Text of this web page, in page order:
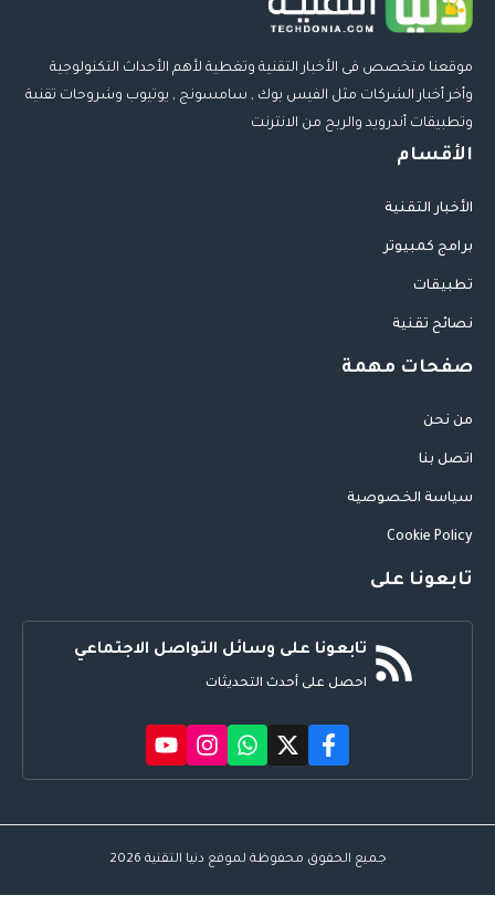
موقعنا متخصص فى الأخبار التقنية وتغطية لأهم الأحداث التكنولوجية
وأخر أخبار الشركات مثل الفيس بوك , سامسونج , يوتيوب وشروحات تقنية
وتطبيقات أندرويد والربح من الانترنت
الأقسام
الأخبار التقنية
برامج كمبيوتر
تطبيقات
نصائح تقنية
صفحات مهمة
من نحن
اتصل بنا
سياسة الخصوصية
Cookie Policy
تابعونا على
تابعونا على وسائل التواصل الاجتماعي
احصل على أحدث التحديثات
جميع الحقوق محفوظة لموقع دنيا التقنية 2026